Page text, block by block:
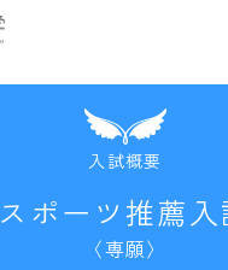
入試概要
スポーツ推薦入
〈専願〉